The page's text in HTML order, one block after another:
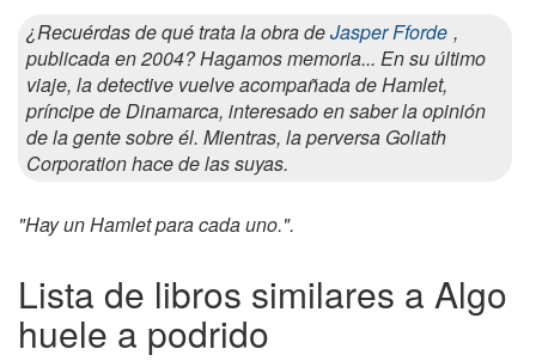
¿Recuérdas de qué trata la obra deJasper Fforde ,
publicada en 2004? Hagamos memoria... En su último
viaje, la detective vuelve acompañada de Hamlet,
príncipe de Dinamarca, interesado en saber la opinión
de la gente sobre él. Mientras, la perversa Goliath
Corporation hace de las suyas.
"Hay un Hamlet para cada uno.".
Lista de libros similares a Algo
huele a podrido